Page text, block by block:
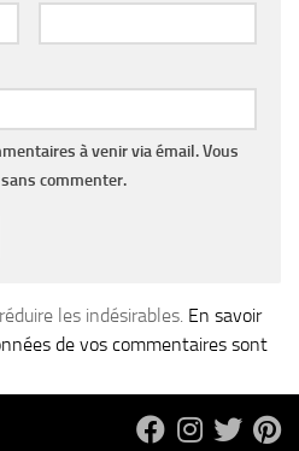
à venir via émail. Vous
sans commenter.
les indésirables. En savoir
de vos commentaires sont